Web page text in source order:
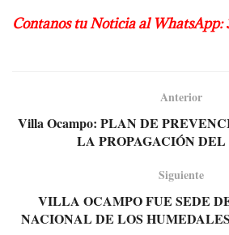
Contanos tu Noticia al WhatsApp:
Anterior
Villa Ocampo: PLAN DE
LA PROPAGACIÓN
Siguiente
VILLA OCAMPO FUE SEDE
NACIONAL DE LOS